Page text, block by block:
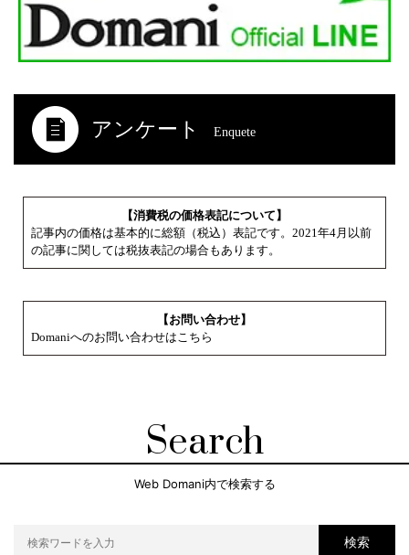
アンケート Enquete
【消費税の価格表記について】
記事内の価格は基本的に総額（税込）表記です。2021年4月以前
の記事に関しては税抜表記の場合もあります。
【お問い合わせ】
Domaniへのお問い合わせはこちら
Search
Web Domani内で検索する
検索